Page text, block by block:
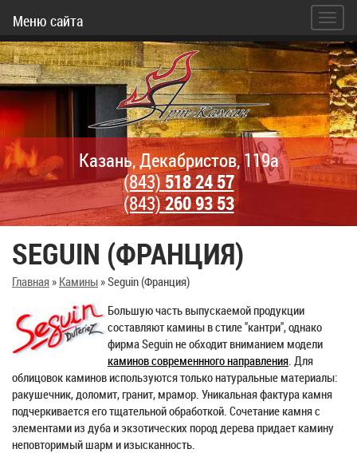
Меню сайта
Казань, Декабристов, 119а
(843)518 24 57
(843)260 93 53
SEGUIN (ФРАНЦИЯ)
Главная» Камины»Seguin (Франция)
Большую часть выпускаемой продукции
составляют камины в стиле "кантри", однако
фирма Seguin не обходит вниманием модели
каминов современнного направления. Для
облицовок каминов используются только натуральные материалы:
ракушечник, доломит, гранит, мрамор. Уникальная фактура камня
подчеркивается его тщательной обработкой. Сочетание камня с
элементами из дуба и экзотических пород дерева придает камину
неповторимый шарм и изысканность.